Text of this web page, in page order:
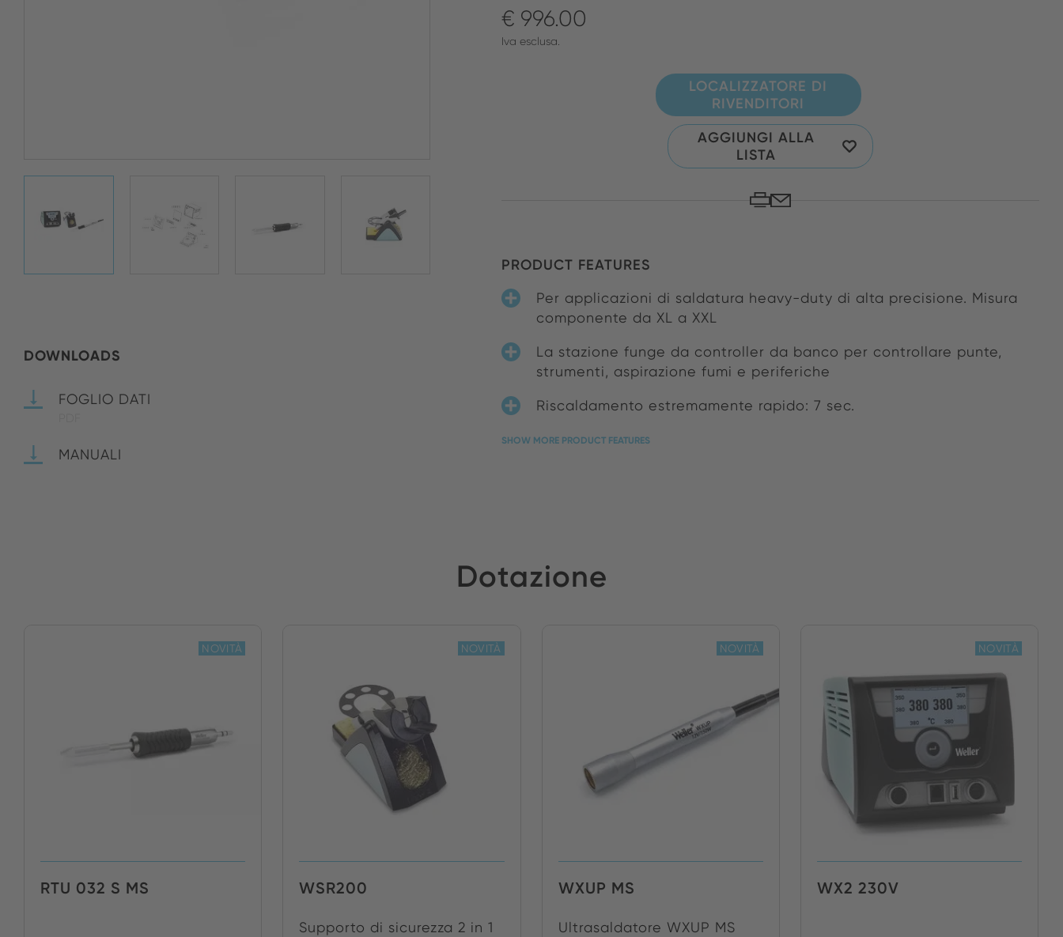
DOWNLOADS
FOGLIO DATI
MANUALI
€ 996.00
Iva esclusa.
LOCALIZZATORE DI
RIVENDITORI
AGGIUNGI ALLA
LISTA
PRODUCT FEATURES
Per applicazioni di saldatura heavy-duty di alta precisione. Misura
componente da XL a XXL
La stazione funge da controller da banco per controllare punte,
strumenti, aspirazione fumi e periferiche
Riscaldamento estremamente rapido: 7 sec.
SHOW MORE PRODUCT FEATURES
Dotazione
RTU 032 S MS
NOVITÀ
WSR200
Supporto di sicurezza 2 in 1
NOVITÀ
WXUP MS
Ultrasaldatore WXUP MS
NOVITÀ
WX2 230V
NOVITÀ